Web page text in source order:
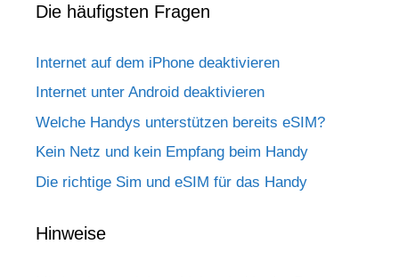
Die häufigsten Fragen
Internet auf dem iPhone deaktivieren
Internet unter Android deaktivieren
Welche Handys unterstützen bereits eSIM?
Kein Netz und kein Empfang beim Handy
Die richtige Sim und eSIM für das Handy
Hinweise